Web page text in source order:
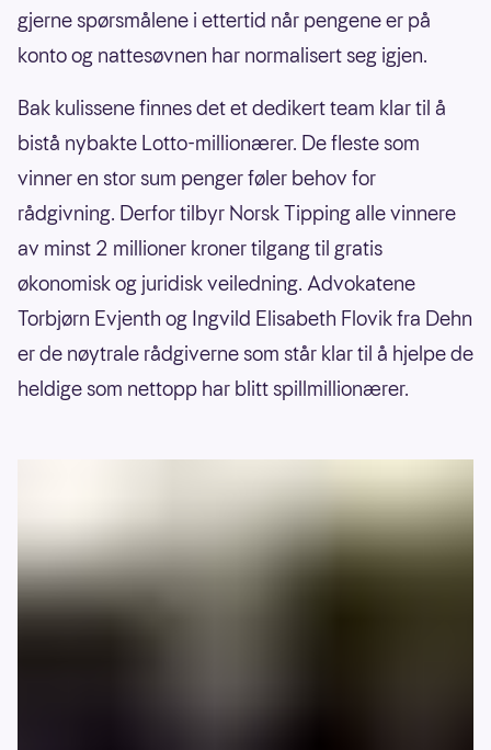
gjerne spørsmålene i ettertid når pengene er på
konto og nattesøvnen har normalisert seg igjen.
Bak kulissene finnes det et dedikert team klar til å
bistå nybakte Lotto-millionærer. De fleste som
vinner en stor sum penger føler behov for
rådgivning. Derfor tilbyr Norsk Tipping alle vinnere
av minst 2 millioner kroner tilgang til gratis
økonomisk og juridisk veiledning. Advokatene
Torbjørn Evjenth og Ingvild Elisabeth Flovik fra Dehn
er de nøytrale rådgiverne som står klar til å hjelpe de
heldige som nettopp har blitt spillmillionærer.